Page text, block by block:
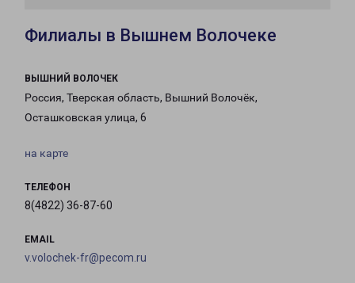
Филиалы в Вышнем Волочеке
ВЫШНИЙ ВОЛОЧЕК
Россия, Тверская область, Вышний Волочёк,
Осташковская улица, 6
на карте
ТЕЛЕФОН
8(4822) 36-87-60
EMAIL
v.volochek-fr@pecom.ru